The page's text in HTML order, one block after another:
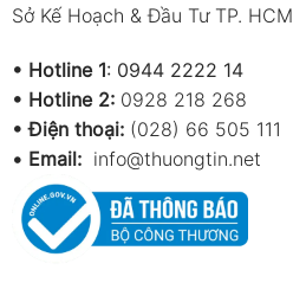
Sở Kế Hoạch & Đầu Tư TP. HCM
• Hotline 1: 0944 2222 14
• Hotline 2: 0928 218 268
• Điện thoại: (028) 66 505 111
• Email: info@thuongtin.net